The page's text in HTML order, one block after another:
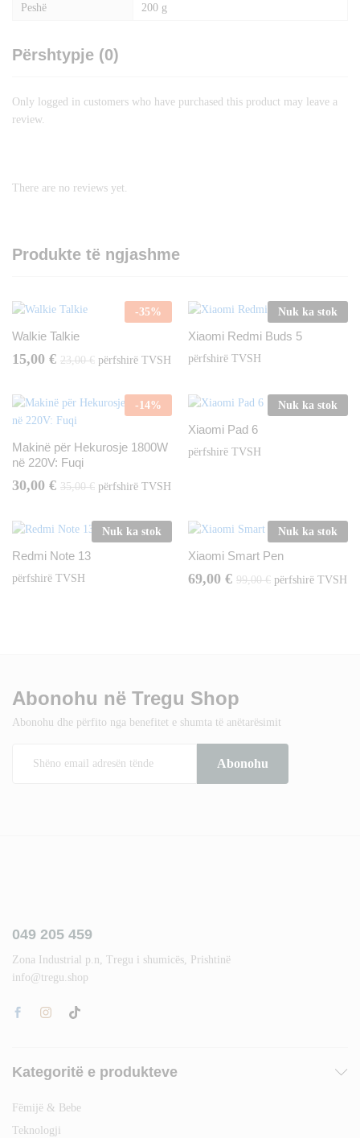
Peshë 200 g
Përshtypje (0)
Only logged in customers who have purchased this product may leave a
review.
There are no reviews yet.
Produkte të ngjashme
-35%
Walkie Talkie
15,00 € 23,00€ përfshirë TVSH
Nuk ka stok
Xiaomi Redmi Buds 5
përfshirë TVSH
-14%
Makinë për Hekurosje 1800W
në 220V: Fuqi
30,00 € 35,00€ përfshirë TVSH
Nuk ka stok
Xiaomi Pad 6
përfshirë TVSH
Nuk ka stok
Redmi Note 13
përfshirë TVSH
Nuk ka stok
Xiaomi Smart Pen
69,00 € 99,00€ përfshirë TVSH
Abonohu në Tregu Shop
Abonohu dhe përfito nga benefitet e shumta të anëtarësimit
049 205 459
Zona Industrial p.n, Tregu i shumicës, Prishtinë
info@tregu.shop
Kategoritë e produkteve
Fëmijë & Bebe
Teknologji